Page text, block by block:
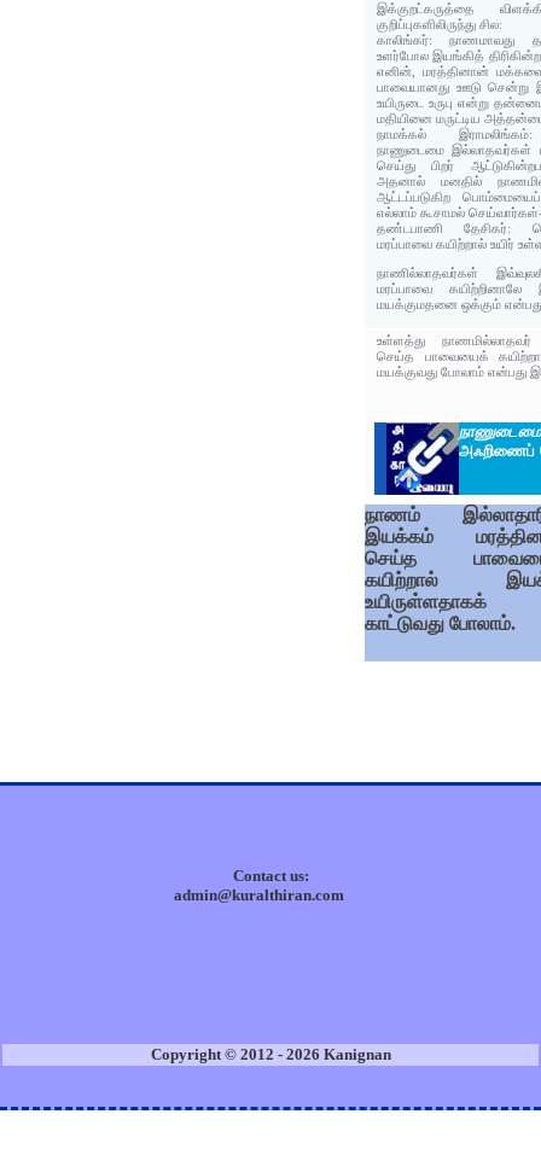
இக்குறட்கருத்தை
குறிப்புகளிலிருந்து சில:
காலிங்கர்: நாணமாவது
உளர்போல இயங்கித்
எனின், மரத்தினான்
பாவையானது ஊடு சென்று
உயிருடை உருபு என்று
மதியினை மருட்டிய
நாமக்கல் இராமலிங்கம்:
நாணுடைமை
செய்து பிறர்
அதனால் மனதில்
ஆட்டப்படுகிற
எல்லாம் கூசாமல்
தண்டபாணி தேசிகர்:
மரப்பாவை கயிற்றால் உயிர்
நாணில்லாதவர்கள்
மரப்பாவை கயிற்றினாலே
மயக்குமதனை ஒக்கும்
உள்ளத்து
செய்த பாவையைக்
மயக்குவது போலாம் என்பது
நாணுடைமை
அஃறிணைப்
நாணம்
இயக்கம்
செய்த
கயிற்றால்
உயிருள்ளதாகக்
காட்டுவது போலாம்.
Contact us:
admin@kuralthiran.com
Copyright © 2012 - 2026 Kanignan